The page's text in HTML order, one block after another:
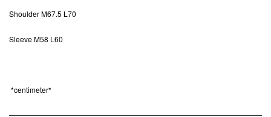
Shoulder M67.5 L70
Sleeve M58 L60
*centimeter*